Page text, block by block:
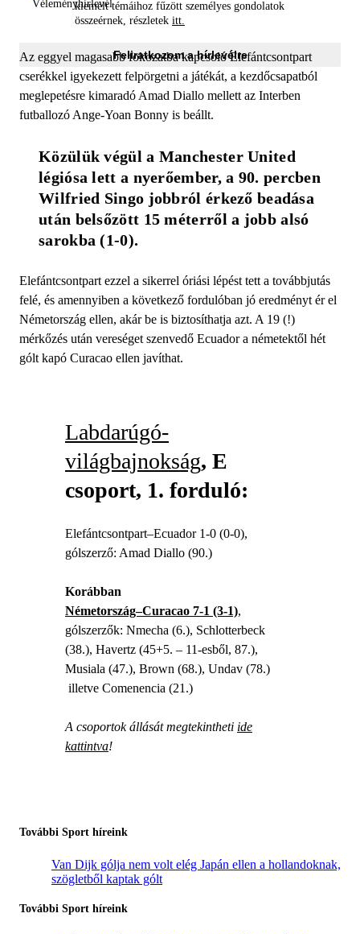
kiemelt témáihoz fűzött személyes gondolatok
összeérnek, részletek itt.
Feliratkozom a hírlevélre
Az eggyel magasabb fokozatba kapcsoló Elefántcsontpart
cserékkel igyekezett felpörgetni a játékát, a kezdőcsapatból
meglepetésre kimaradó Amad Diallo mellett az Interben
futballozó Ange-Yoan Bonny is beállt.
Közülük végül a Manchester United
légiósa lett a nyerőember, a 90. percben
Wilfried Singo jobbról érkező beadása
után belsőzött 15 méterről a jobb alsó
sarokba (1-0).
Elefántcsontpart ezzel a sikerrel óriási lépést tett a továbbjutás
felé, és amennyiben a következő fordulóban jó eredményt ér el
Németország ellen, akár be is biztosíthatja azt. A 19 (!)
mérkőzés után vereséget szenvedő Ecuador a németektől hét
gólt kapó Curacao ellen javíthat.
Labdarúgó-
világbajnokság, E
csoport, 1. forduló:
Elefántcsontpart–Ecuador 1-0 (0-0),
gólszerző: Amad Diallo (90.)
Korábban
Németország–Curacao 7-1 (3-1),
gólszerzők: Nmecha (6.), Schlotterbeck
(38.), Havertz (45+5. – 11-esből, 87.),
Musiala (47.), Brown (68.), Undav (78.)
illetve Comenencia (21.)
A csoportok állását megtekintheti ide
kattintva!
További Sport híreink
Van Dijk gólja nem volt elég Japán ellen a hollandoknak,
szögletből kaptak gólt
További Sport híreink